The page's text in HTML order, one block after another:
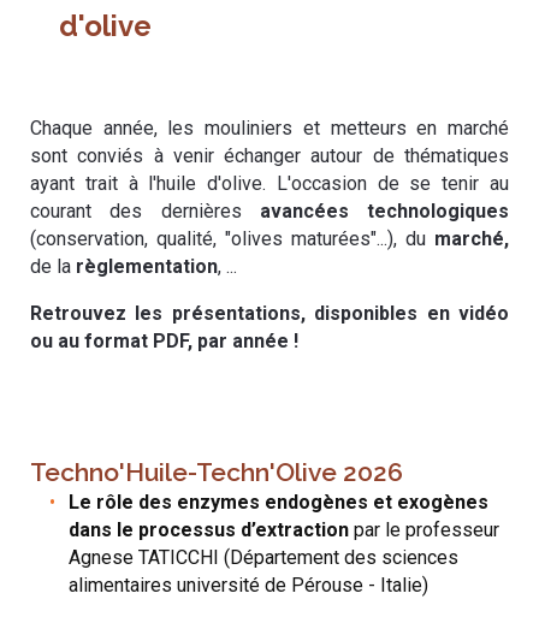
d'olive
Chaque année, les mouliniers et metteurs en marché
sont conviés à venir échanger autour de thématiques
ayant trait à l'huile d'olive. L'occasion de se tenir au
courant des dernières avancées technologiques
(conservation, qualité, "olives maturées"...), du marché,
de la règlementation, ...
Retrouvez les présentations, disponibles en vidéo
ou au format PDF, par année !
Techno'Huile-Techn'Olive 2026
Le rôle des enzymes endogènes et exogènes
dans le processus d’extraction par le professeur
Agnese TATICCHI (Département des sciences
alimentaires université de Pérouse - Italie)